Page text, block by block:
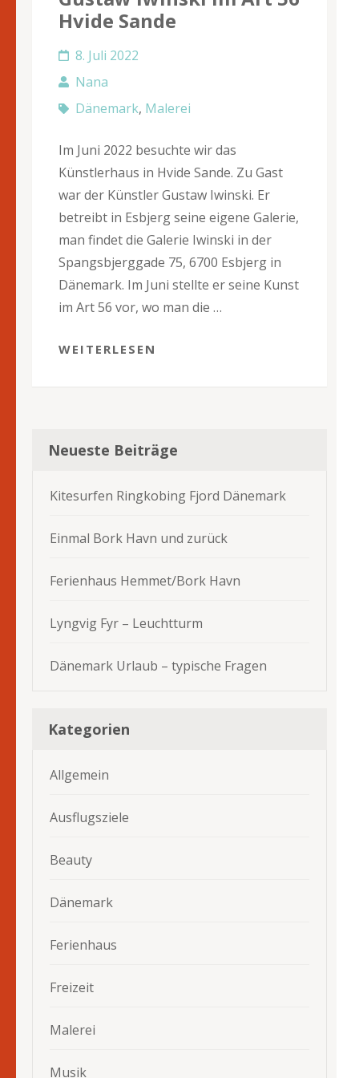
Hvide Sande
8. Juli 2022
Nana
Dänemark, Malerei
Im Juni 2022 besuchte wir das
Künstlerhaus in Hvide Sande. Zu Gast
war der Künstler Gustaw Iwinski. Er
betreibt in Esbjerg seine eigene Galerie,
man findet die Galerie Iwinski in der
Spangsbjerggade 75, 6700 Esbjerg in
Dänemark. Im Juni stellte er seine Kunst
im Art 56 vor, wo man die …
WEITERLESEN
Neueste Beiträge
Kitesurfen Ringkobing Fjord Dänemark
Einmal Bork Havn und zurück
Ferienhaus Hemmet/Bork Havn
Lyngvig Fyr – Leuchtturm
Dänemark Urlaub – typische Fragen
Kategorien
Allgemein
Ausflugsziele
Beauty
Dänemark
Ferienhaus
Freizeit
Malerei
Musik